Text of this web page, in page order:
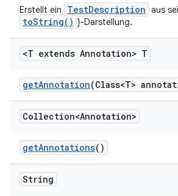
Erstellt ein TestDescription aus
toString() }-Darstellung.
<T extends Annotation> T
getAnnotation(Class<T>
Collection<Annotation>
getAnnotations()
String